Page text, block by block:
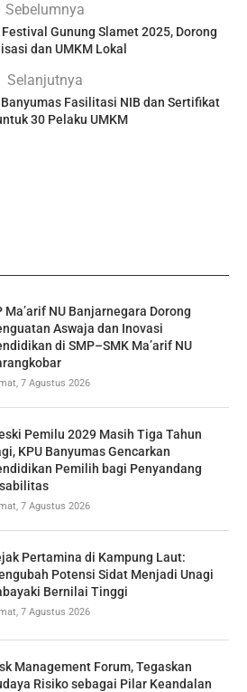
Sebelumnya
Gunung Slamet 2025, Dorong
dan UMKM Lokal
Selanjutnya
Banyumas Fasilitasi NIB dan Sertifikat
30 Pelaku UMKM
Ma’arif NU Banjarnegara Dorong
Aswaja dan Inovasi
di SMP–SMK Ma’arif NU
7 Agustus 2026
Pemilu 2029 Masih Tiga Tahun
KPU Banyumas Gencarkan
Pemilih bagi Penyandang
7 Agustus 2026
Pertamina di Kampung Laut:
Potensi Sidat Menjadi Unagi
Bernilai Tinggi
7 Agustus 2026
Management Forum, Tegaskan
Risiko sebagai Pilar Keandalan